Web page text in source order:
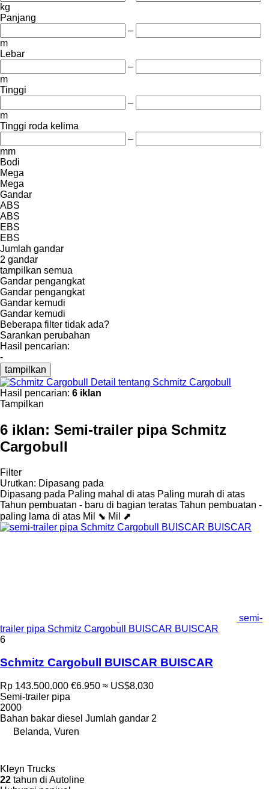
kg
Panjang
–
m
Lebar
–
m
Tinggi
–
m
Tinggi roda kelima
–
mm
Bodi
Mega
Mega
Gandar
ABS
ABS
EBS
EBS
Jumlah gandar
2 gandar
tampilkan semua
Gandar pengangkat
Gandar pengangkat
Gandar kemudi
Gandar kemudi
Beberapa filter tidak ada?
Sarankan perubahan
Hasil pencarian:
-
tampilkan
Detail tentang Schmitz Cargobull
Hasil pencarian: 6 iklan
Tampilkan
6 iklan: Semi-trailer pipa Schmitz
Cargobull
Filter
Urutkan: Dipasang pada
Dipasang pada Paling mahal di atas Paling murah di atas
Tahun pembuatan - baru di bagian teratas Tahun pembuatan -
paling lama di atas Mil ⬊ Mil ⬈
semi-
trailer pipa Schmitz Cargobull BUISCAR BUISCAR
6
Schmitz Cargobull BUISCAR BUISCAR
Rp 143.500.000 €6.950 ≈ US$8.030
Semi-trailer pipa
2000
Bahan bakar diesel Jumlah gandar 2
Belanda, Vuren
Kleyn Trucks
22 tahun di Autoline